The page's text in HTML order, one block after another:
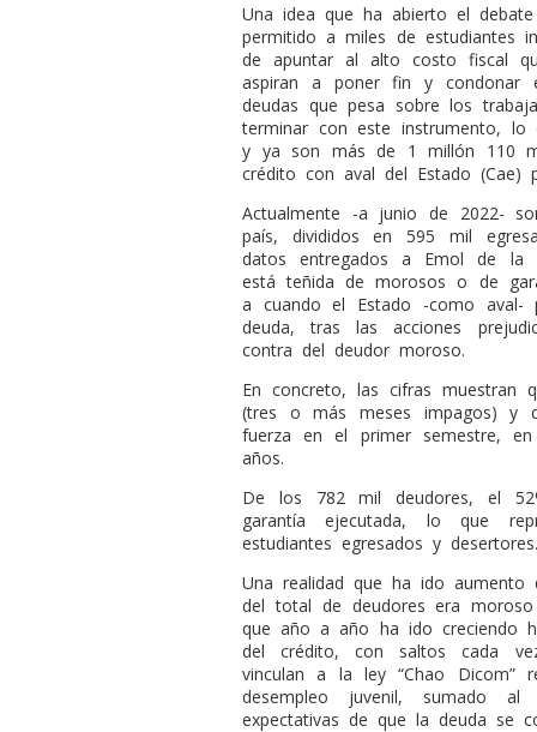
Una idea que ha abierto el
permitido a miles de estudiantes
de apuntar al alto costo fiscal
aspiran a poner fin y condonar
deudas que pesa sobre los
terminar con este instrumento,
y ya son más de 1 millón 110
crédito con aval del Estado (Cae)
Actualmente -a junio de 2022-
país, divididos en 595 mil
datos entregados a Emol de la
está teñida de morosos o de
a cuando el Estado -como
deuda, tras las acciones
contra del deudor moroso.
En concreto, las cifras muestran
(tres o más meses impagos) y
fuerza en el primer semestre,
años.
De los 782 mil deudores, el
garantía ejecutada, lo que
estudiantes egresados y desertores.
Una realidad que ha ido
del total de deudores era
que año a año ha ido creciendo
del crédito, con saltos cada
vinculan a la ley “Chao Dicom”
desempleo juvenil, sumado
expectativas de que la deuda se